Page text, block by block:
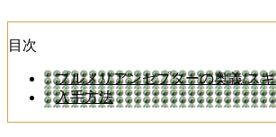
目次
プルメリアンセプターの奥義/ス
入手方法